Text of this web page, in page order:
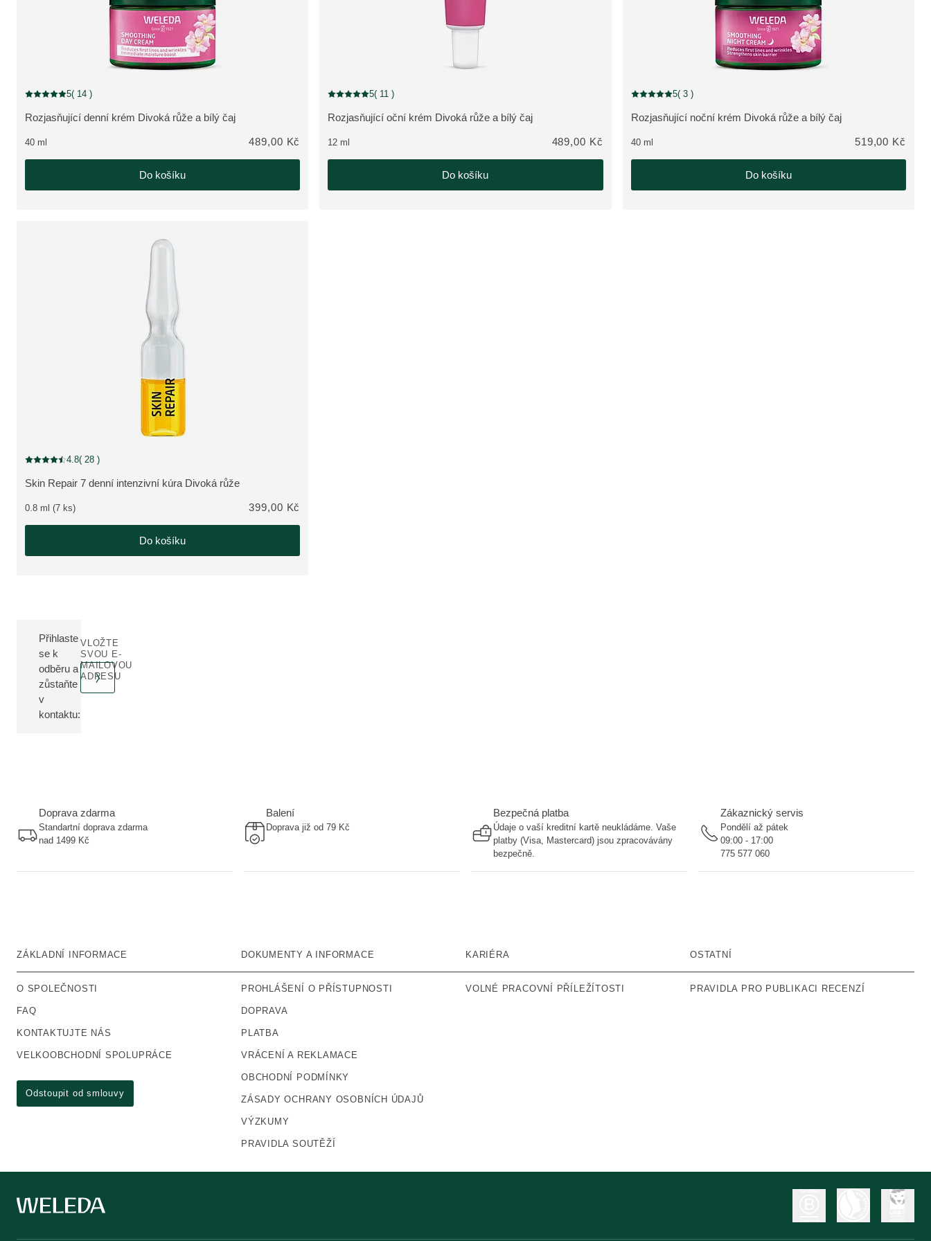
ZOBRAZIT PRODUKT:
Rozjasňující denní krém Divoká růže a bílý čaj
Aktuální hodnocení: 5 z 5 hvězdiček hodnoceno 14 zákazníky
5( 14 )
40 ml 489,00 Kč
Do košíku
ZOBRAZIT PRODUKT:
Rozjasňující oční krém Divoká růže a bílý čaj
Aktuální hodnocení: 5 z 5 hvězdiček hodnoceno 11 zákazníky
5( 11 )
12 ml 489,00 Kč
Do košíku
ZOBRAZIT PRODUKT:
Rozjasňující noční krém Divoká růže a bílý čaj
Aktuální hodnocení: 5 z 5 hvězdiček hodnoceno 3 zákazníky
5( 3 )
40 ml 519,00 Kč
Do košíku
ZOBRAZIT PRODUKT:
Skin Repair 7 denní intenzivní kúra Divoká růže
Aktuální hodnocení: 4.8 z 5 hvězdiček hodnoceno 28 zákazníky
4.8( 28 )
0.8 ml (7 ks) 399,00 Kč
Do košíku
Přihlaste
se k
odběru a
zůstaňte
v
kontaktu:
VLOŽTE
SVOU E-
MAILOVOU
ADRESU
Doprava zdarma
Standartní doprava zdarma
nad 1499 Kč
Balení
Doprava již od 79 Kč
Bezpečná platba
Údaje o vaší kreditní kartě neukládáme. Vaše
platby (Visa, Mastercard) jsou zpracovávány
bezpečně.
Zákaznický servis
Pondělí až pátek
09:00 - 17:00
775 577 060
ZÁKLADNÍ INFORMACE
O SPOLEČNOSTI
FAQ
KONTAKTUJTE NÁS
VELKOOBCHODNÍ SPOLUPRÁCE
Odstoupit od smlouvy
DOKUMENTY A INFORMACE
PROHLÁŠENÍ O PŘÍSTUPNOSTI
DOPRAVA
PLATBA
VRÁCENÍ A REKLAMACE
OBCHODNÍ PODMÍNKY
ZÁSADY OCHRANY OSOBNÍCH ÚDAJŮ
VÝZKUMY
PRAVIDLA SOUTĚŽÍ
KARIÉRA
VOLNÉ PRACOVNÍ PŘÍLEŽÍTOSTI
OSTATNÍ
PRAVIDLA PRO PUBLIKACI RECENZÍ